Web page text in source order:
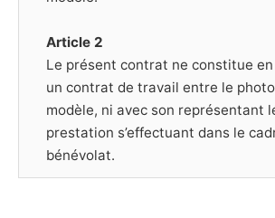
Article 2
Le présent contrat ne constitue
un contrat de travail entre le
modèle, ni avec son représentant
prestation s’effectuant dans le
bénévolat.